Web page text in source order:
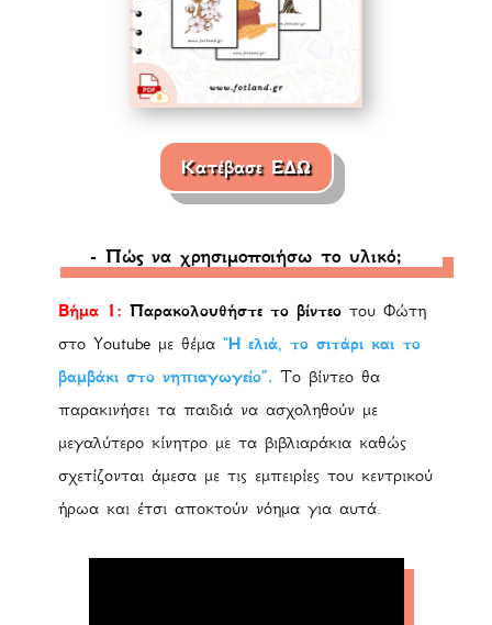
Κατέβασε ΕΔΩ
- Πώς να χρησιμοποιήσω το υλικό;
Βήμα 1: Παρακολουθήστε το βίντεοτου Φώτη
στο Youtube με θέμα “Η ελιά, το σιτάρι και το
βαμβάκι στο νηπιαγωγείο”.Το βίντεο θα
παρακινήσει τα παιδιά να ασχοληθούν με
μεγαλύτερο κίνητρο με τα βιβλιαράκια καθώς
σχετίζονται άμεσα με τις εμπειρίες του κεντρικού
ήρωα και έτσι αποκτούν νόημα για αυτά.